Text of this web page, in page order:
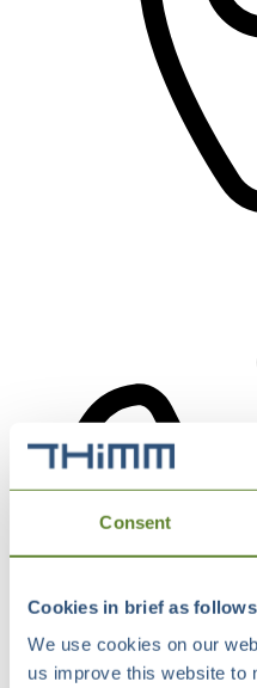
Consent
Cookies in brief as follows
We use cookies on our
us improve this website to